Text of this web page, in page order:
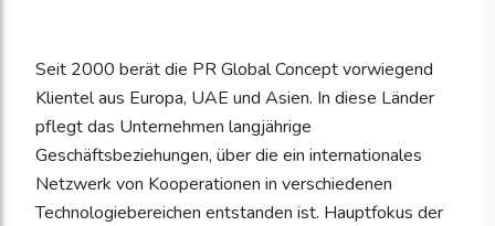
zu
aktualisieren
Seit 2000 berät die PR Global Concept vorwiegend
Klientel aus Europa, UAE und Asien. In diese Länder
pflegt das Unternehmen langjährige
Geschäftsbeziehungen, über die ein internationales
Netzwerk von Kooperationen in verschiedenen
Technologiebereichen entstanden ist. Hauptfokus der